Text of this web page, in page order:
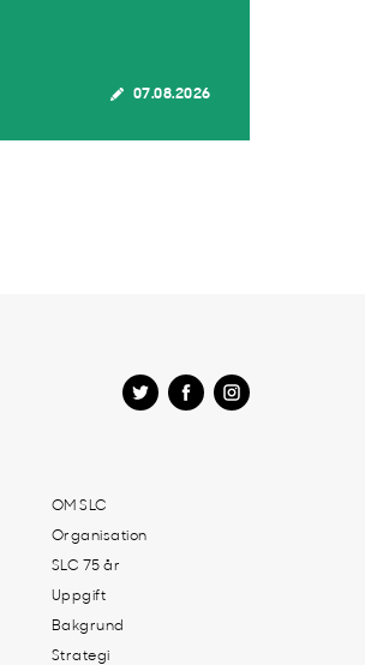
07.08.2026
OM SLC
Organisation
SLC 75 år
Uppgift
Bakgrund
Strategi